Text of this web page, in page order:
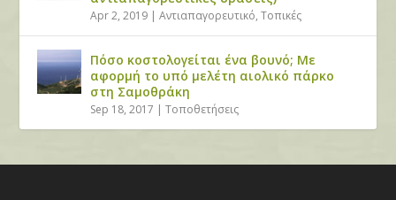
Apr 2, 2019 |Αντιαπαγορευτικό,Τοπικές
Πόσο κοστολογείται ένα βουνό; Με
αφορμή το υπό μελέτη αιολικό πάρκο
στη Σαμοθράκη
Sep 18, 2017 |Τοποθετήσεις